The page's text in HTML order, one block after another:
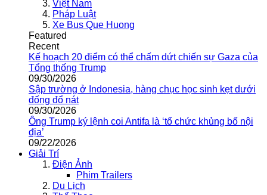
Việt Nam
Pháp Luật
Xe Bus Que Huong
Featured
Recent
Kế hoạch 20 điểm có thể chấm dứt chiến sự Gaza của
Tổng thống Trump
09/30/2026
Sập trường ở Indonesia, hàng chục học sinh kẹt dưới
đống đổ nát
09/30/2026
Ông Trump ký lệnh coi Antifa là ‘tổ chức khủng bố nội
địa’
09/22/2026
Giải Trí
Điện Ảnh
Phim Trailers
Du Lịch